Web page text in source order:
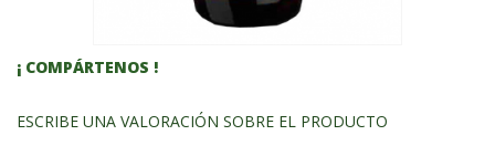
¡ COMPÁRTENOS !
ESCRIBE UNA VALORACIÓN SOBRE EL PRODUCTO